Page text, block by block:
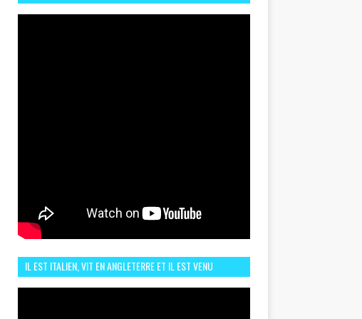
IL EST ITALIEN, VIT EN ANGLETERRE ET IL EST VENU